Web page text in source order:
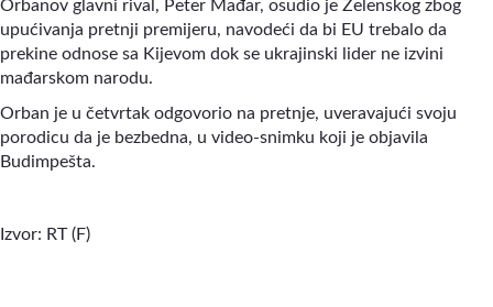
Orbanov glavni rival, Peter Mađar, osudio je Zelenskog zbog
upućivanja pretnji premijeru, navodeći da bi EU trebalo da
prekine odnose sa Kijevom dok se ukrajinski lider ne izvini
mađarskom narodu.
Orban je u četvrtak odgovorio na pretnje, uveravajući svoju
porodicu da je bezbedna, u video-snimku koji je objavila
Budimpešta.
Izvor: RT (F)